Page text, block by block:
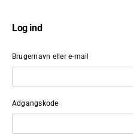
Log ind
Brugernavn eller e-mail
Adgangskode